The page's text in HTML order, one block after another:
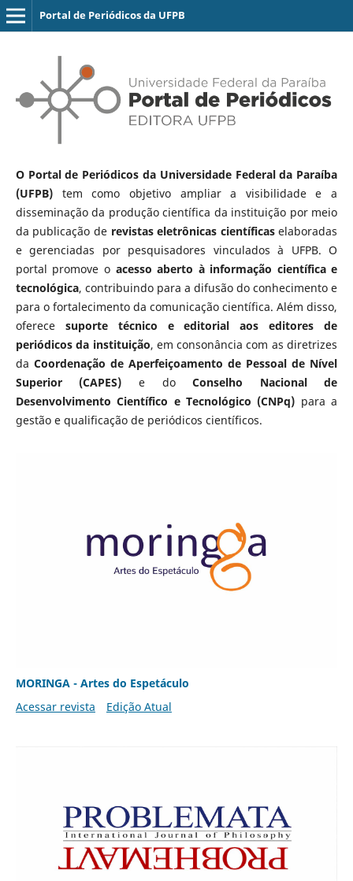
Portal de Periódicos da UFPB
O Portal de Periódicos da Universidade Federal da Paraíba
(UFPB)tem como objetivo ampliar a visibilidade e a
disseminação da produção científica da instituição por meio
da publicação de revistas eletrônicas científicaselaboradas
e gerenciadas por pesquisadores vinculados à UFPB. O
portal promove o acesso aberto à informação científica e
tecnológica, contribuindo para a difusão do conhecimento e
para o fortalecimento da comunicação científica. Além disso,
oferece suporte técnico e editorial aos editores de
periódicos da instituição, em consonância com as diretrizes
da Coordenação de Aperfeiçoamento de Pessoal de Nível
Superior (CAPES) e doConselho Nacional de
Desenvolvimento Científico e Tecnológico (CNPq) para a
gestão e qualificação de periódicos científicos.
MORINGA - Artes do Espetáculo
Acessar revista
Edição Atual